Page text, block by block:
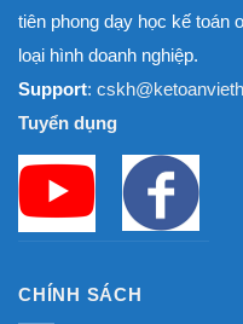
tiên phong dạy học kế toán
loại hình doanh nghiệp.
Support:
Tuyển dụng
CHÍNH SÁCH